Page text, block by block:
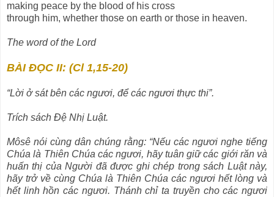
making peace by the blood of his cross
through him, whether those on earth or those in heaven.
The word of the Lord
BÀI ĐỌC II: (Cl 1,15-20)
“Lời ở sát bên các ngươi, để các ngươi thực thi”.
Trích sách Ðệ Nhị Luật.
Môsê nói cùng dân chúng rằng: “Nếu các ngươi nghe tiếng
Chúa là Thiên Chúa các ngươi, hãy tuân giữ các giới răn và
huấn thị của Người đã được ghi chép trong sách Luật này,
hãy trở về cùng Chúa là Thiên Chúa các ngươi hết lòng và
hết linh hồn các ngươi. Thánh chỉ ta truyền cho các ngươi